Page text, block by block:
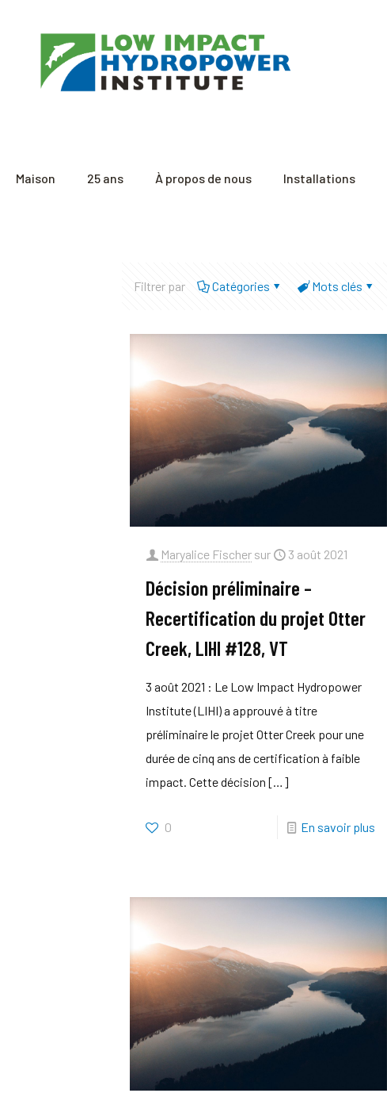
Maison 25 ans À propos de nous Installations
Filtrer par Catégories Mots clés
Maryalice Fischer sur 3 août 2021
Décision préliminaire –
Recertification du projet Otter
Creek, LIHI #128, VT
3 août 2021 : Le Low Impact Hydropower
Institute (LIHI) a approuvé à titre
préliminaire le projet Otter Creek pour une
durée de cinq ans de certification à faible
impact. Cette décision […]
0 En savoir plus